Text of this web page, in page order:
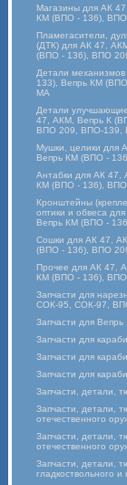
Магазины для АК
КМ (ВПО - 136),
Пламегасители,
(ДТК) для АК 47,
(ВПО - 136), ВПО
Детали
133), Вепрь КМ
МА
Детали
47, АКМ, Вепрь К
ВПО 209, ВПО-139,
Мушки, целики для
Вепрь КМ (ВПО -
Антабки для АК 47,
КМ (ВПО - 136),
Кронштейны
оптики и обвеса
Вепрь КМ (ВПО -
Сошки для АК 47,
(ВПО - 136), ВПО
Прочее для АК 47,
КМ (ВПО - 136),
Запчасти для
СОК-95, СОК-97,
Запчасти для
Запчасти для
Запчасти для
Запчасти для
Запчасти, детали,
Запчасти, детали,
отечественного
Запчасти, детали,
отечественного
Запчасти, детали,
гладкоствольного